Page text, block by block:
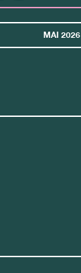
MAI 2026